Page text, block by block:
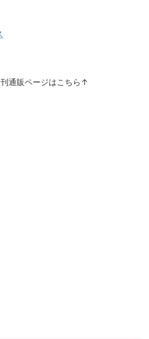
通販ページはこちら↑